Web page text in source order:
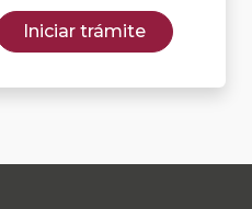
Iniciar trámite